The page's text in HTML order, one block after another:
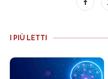
I PIÙ LETTI